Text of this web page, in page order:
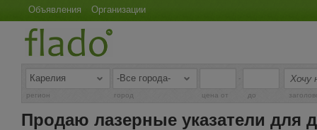
Объявления Организации
-
регион город цена от до
Продаю лазерные указатели для